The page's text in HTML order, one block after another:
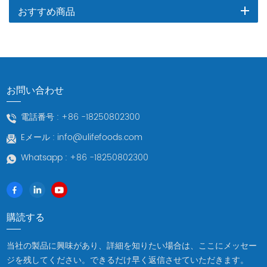
おすすめ商品
お問い合わせ
電話番号 : +86 -18250802300
Eメール : info@ulifefoods.com
Whatsapp : +86 -18250802300
購読する
当社の製品に興味があり、詳細を知りたい場合は、ここにメッセー
ジを残してください。できるだけ早く返信させていただきます。